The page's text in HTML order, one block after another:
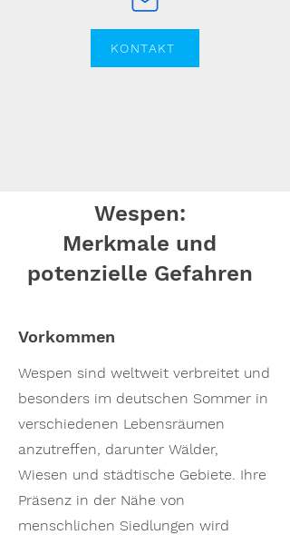
KONTAKT
Wespen:
Merkmale und
potenzielle Gefahren
Vorkommen
Wespen sind weltweit verbreitet und
besonders im deutschen Sommer in
verschiedenen Lebensräumen
anzutreffen, darunter Wälder,
Wiesen und städtische Gebiete. Ihre
Präsenz in der Nähe von
menschlichen Siedlungen wird